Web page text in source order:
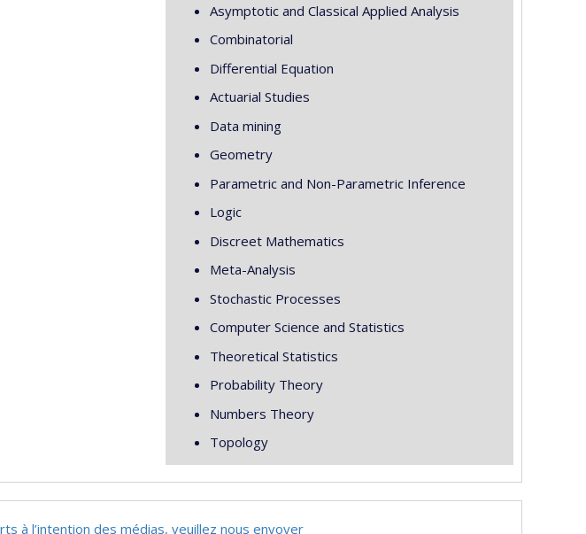
Asymptotic and Classical Applied Analysis
Combinatorial
Differential Equation
Actuarial Studies
Data mining
Geometry
Parametric and Non-Parametric Inference
Logic
Discreet Mathematics
Meta-Analysis
Stochastic Processes
Computer Science and Statistics
Theoretical Statistics
Probability Theory
Numbers Theory
Topology
à l’intention des médias, veuillez nous envoyer